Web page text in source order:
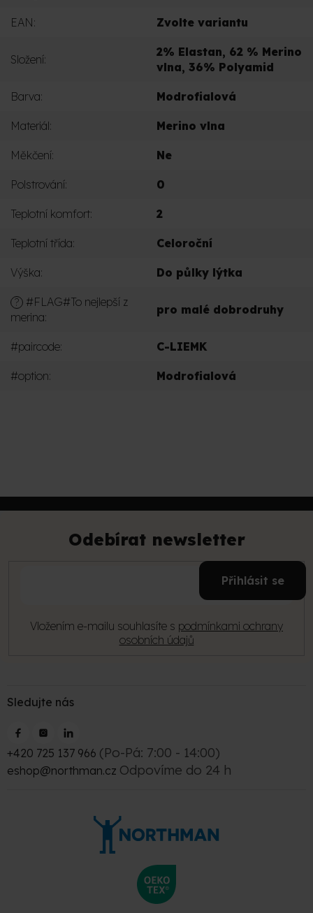
EAN: Zvolte variantu
Složení:
2% Elastan, 62 % Merino
vlna, 36% Polyamid
Barva: Modrofialová
Materiál: Merino vlna
Měkčení: Ne
Polstrování: 0
Teplotní komfort: 2
Teplotní třída: Celoroční
Výška: Do půlky lýtka
?
#FLAG#To nejlepší z
merina:
pro malé dobrodruhy
#paircode: C-LIEMK
#option: Modrofialová
Odebírat newsletter
Vložením e-mailu souhlasíte s podmínkami ochrany
osobních údajů
Přihlásit se
Sledujte nás
+420 725 137 966 (Po-Pá: 7:00 - 14:00)
eshop@northman.cz Odpovíme do 24 h